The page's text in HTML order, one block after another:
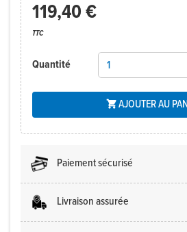
119,40 €
TTC
Quantité
AJOUTER AU
Paiement sécurisé
Livraison assurée